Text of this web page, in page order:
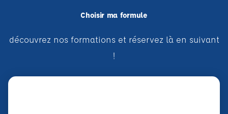
Choisir ma formule
découvrez nos formations et réservez là en suivant
!